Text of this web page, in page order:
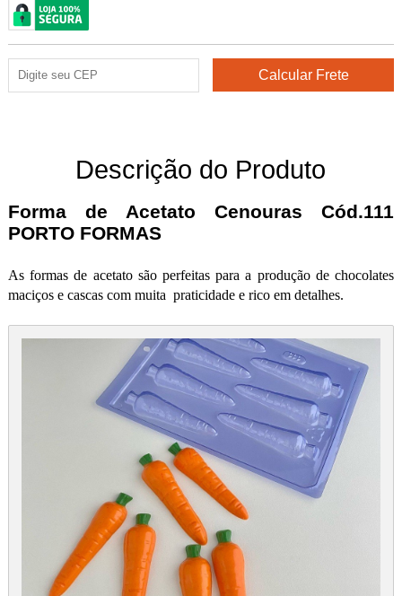
Descrição do Produto
Forma de Acetato Cenouras Cód.111
PORTO FORMAS
As formas de acetato são perfeitas para a produção de chocolates
maciços e cascas com muita praticidade e rico em detalhes.